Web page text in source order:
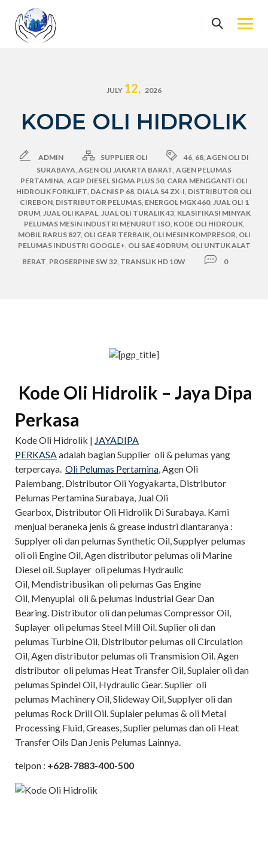
content
JULY 12, 2026
KODE OLI HIDROLIK
ADMIN SUPPLIER OLI 46, 68, AGEN OLI DI
SURABAYA, AGEN OLI JAKARTA BARAT, AGEN PELUMAS
PERTAMINA, AGIP DIESEL SIGMA PLUS 50, CARA MENGGANTI OLI
HIDROLIK FORKLIFT, DACNIS P 68, DIALA S4 ZX-I, DISTRIBUTOR OLI
CIREBON, DISTRIBUTOR PELUMAS, ENERGOL MGX 460, JUAL OLI 1
DRUM, JUAL OLI KAPAL, JUAL OLI TURALIK 43, KLASIFIKASI MINYAK
PELUMAS MESIN INDUSTRI MENURUT ISO, KODE OLI HIDROLIK,
MOBIL RARUS 827, OLI GEAR TERBAIK, OLI MESIN KOMPRESOR, OLI
PELUMAS INDUSTRI GOOGLE+, OLI SAE 40 DRUM, OLI UNTUK ALAT
BERAT, PROSERPINE SW 32, TRANSLIK HD 10W 0
Kode Oli Hidrolik – Jaya Dipa
Perkasa
Kode Oli Hidrolik | JAYADIPA
PERKASAadalah bagian Supplier oli & pelumas yang
terpercaya. Oli Pelumas Pertamina, Agen Oli
Palembang, Distributor Oli Yogyakarta, Distributor
Pelumas Pertamina Surabaya, Jual Oli
Gearbox, Distributor Oli Hidrolik Di Surabaya. Kami
menjual beraneka jenis & grease industri diantaranya :
Supplyer oli dan pelumas Synthetic Oil, Supplyer pelumas
oli oli Engine Oil, Agen distributor pelumas oli Marine
Diesel oil. Suplayer oli pelumas Hydraulic
Oil, Mendistribusikan oli pelumas Gas Engine
Oil, Menyuplai oli & pelumas Industrial Gear Dan
Bearing. Distributor oli dan pelumas Compressor Oil,
Suplayer oli pelumas Steel Mill Oil. Suplier oli dan
pelumas Turbine Oil, Distributor pelumas oli Circulation
Oil, Agen distributor pelumas oli Transmision Oil. Agen
distributor oli pelumas Heat Transfer Oil, Suplaier oli dan
pelumas Spindel Oil, Hydraulic Gear. Suplier oli
pelumas Machinery Oil, Slideway Oil, Supplyer oli dan
pelumas Rock Drill Oil. Suplaier pelumas & oli Metal
Processing Fluid, Greases, Suplier pelumas dan oli Heat
Transfer Oils Dan Jenis Pelumas Lainnya.
telpon : +628-7883-400-500